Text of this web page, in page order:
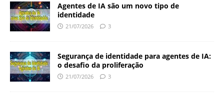
Agentes de IA são um novo tipo de
identidade
21/07/2026 3
Segurança de identidade para agentes de IA:
o desafio da proliferação
21/07/2026 3